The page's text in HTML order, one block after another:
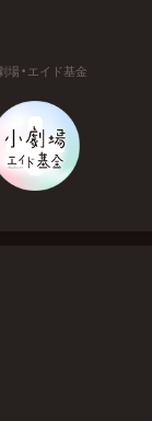
場・エイド基金